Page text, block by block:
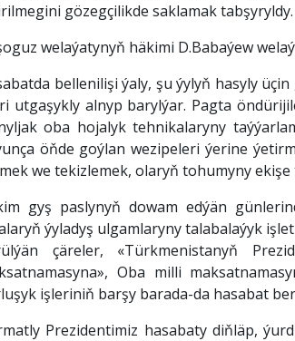
gözegçilikde saklamak tabşyryldy.
welaýatynyň häkimi D.Babaýew
bellenilişi ýaly, şu ýylyň hasyly
utgaşykly alnyp barylýar. Pagta
oba hojalyk tehnikalaryny
öňde goýlan wezipeleri ýerine
we tekizlemek, olaryň tohumyny
gyş paslynyň dowam edýän
ýyladyş ulgamlaryny talabalaýyk
çäreler, «Türkmenistanyň
Oba milli
işleriniň barşy barada-da hasabat
Prezidentimiz hasabaty diňläp,